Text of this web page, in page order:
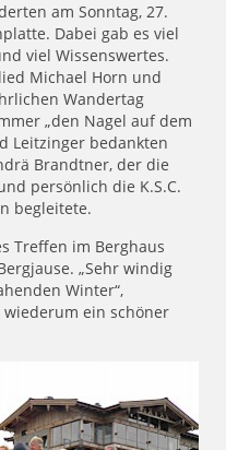
am Sonntag, 27.
Dabei gab es viel
viel Wissenswertes.
Michael Horn und
Wandertag
„den Nagel auf dem
Leitzinger bedankten
Brandtner, der die
persönlich die K.S.C.
begleitete.
Treffen im Berghaus
„Sehr windig
Winter“,
ein schöner